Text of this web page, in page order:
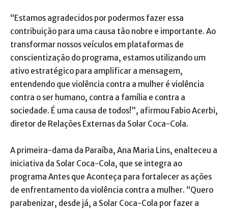
“Estamos agradecidos por podermos fazer essa
contribuição para uma causa tão nobre e importante. Ao
transformar nossos veículos em plataformas de
conscientização do programa, estamos utilizando um
ativo estratégico para amplificar a mensagem,
entendendo que violência contra a mulher é violência
contra o ser humano, contra a família e contra a
sociedade. É uma causa de todos!”, afirmou Fabio Acerbi,
diretor de Relações Externas da Solar Coca-Cola.
A primeira-dama da Paraíba, Ana Maria Lins, enalteceu a
iniciativa da Solar Coca-Cola, que se integra ao
programa Antes que Aconteça para fortalecer as ações
de enfrentamento da violência contra a mulher. “Quero
parabenizar, desde já, a Solar Coca-Cola por fazer a